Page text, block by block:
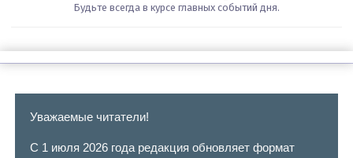
Будьте всегда в курсе главных событий дня.
Уважаемые читатели!
С 1 июля 2026 года редакция обновляет формат